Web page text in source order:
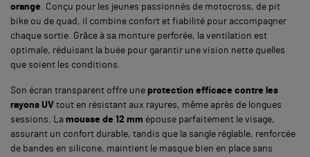
orange . Conçu pour les jeunes passionnés de motocross, de pit
bike ou de quad, il combine confort et fiabilité pour accompagner
chaque sortie. Grâce à sa monture perforée, la ventilation est
optimale, réduisant la buée pour garantir une vision nette quelles
que soient les conditions.
Son écran transparent offre une protection efficace contre les
rayons UV tout en résistant aux rayures, même après de longues
sessions. La mousse de 12 mm épouse parfaitement le visage,
assurant un confort durable, tandis que la sangle réglable, renforcée
de bandes en silicone, maintient le masque bien en place sans